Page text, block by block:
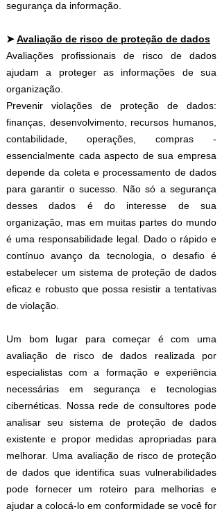
segurança da informação.
➤Avaliação de risco de proteção de dados
Avaliações profissionais de risco de dados
ajudam a proteger as informações de sua
organização.
Prevenir violações de proteção de dados:
finanças, desenvolvimento, recursos humanos,
contabilidade, operações, compras -
essencialmente cada aspecto de sua empresa
depende da coleta e processamento de dados
para garantir o sucesso. Não só a segurança
desses dados é do interesse de sua
organização, mas em muitas partes do mundo
é uma responsabilidade legal. Dado o rápido e
contínuo avanço da tecnologia, o desafio é
estabelecer um sistema de proteção de dados
eficaz e robusto que possa resistir a tentativas
de violação.
Um bom lugar para começar é com uma
avaliação de risco de dados realizada por
especialistas com a formação e experiência
necessárias em segurança e tecnologias
cibernéticas. Nossa rede de consultores pode
analisar seu sistema de proteção de dados
existente e propor medidas apropriadas para
melhorar. Uma avaliação de risco de proteção
de dados que identifica suas vulnerabilidades
pode fornecer um roteiro para melhorias e
ajudar a colocá-lo em conformidade se você for